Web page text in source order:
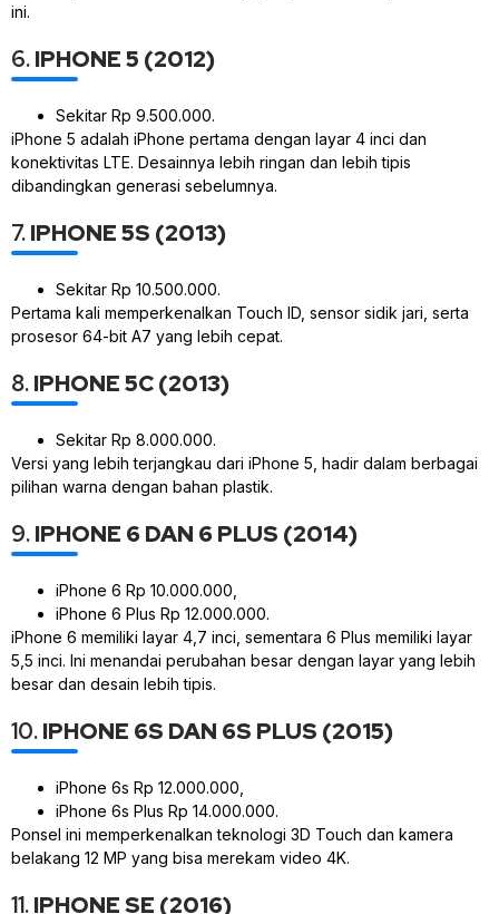
ini.
6.IPHONE 5 (2012)
Sekitar Rp 9.500.000.
iPhone 5 adalah iPhone pertama dengan layar 4 inci dan
konektivitas LTE. Desainnya lebih ringan dan lebih tipis
dibandingkan generasi sebelumnya.
7.IPHONE 5S (2013)
Sekitar Rp 10.500.000.
Pertama kali memperkenalkan Touch ID, sensor sidik jari, serta
prosesor 64-bit A7 yang lebih cepat.
8.IPHONE 5C (2013)
Sekitar Rp 8.000.000.
Versi yang lebih terjangkau dari iPhone 5, hadir dalam berbagai
pilihan warna dengan bahan plastik.
9.IPHONE 6 DAN 6 PLUS (2014)
iPhone 6 Rp 10.000.000,
iPhone 6 Plus Rp 12.000.000.
iPhone 6 memiliki layar 4,7 inci, sementara 6 Plus memiliki layar
5,5 inci. Ini menandai perubahan besar dengan layar yang lebih
besar dan desain lebih tipis.
10.IPHONE 6S DAN 6S PLUS (2015)
iPhone 6s Rp 12.000.000,
iPhone 6s Plus Rp 14.000.000.
Ponsel ini memperkenalkan teknologi 3D Touch dan kamera
belakang 12 MP yang bisa merekam video 4K.
11.IPHONE SE (2016)